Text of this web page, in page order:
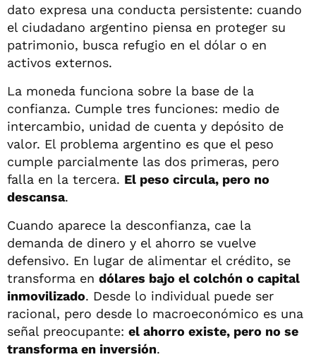
dato expresa una conducta persistente: cuando
el ciudadano argentino piensa en proteger su
patrimonio, busca refugio en el dólar o en
activos externos.
La moneda funciona sobre la base de la
confianza. Cumple tres funciones: medio de
intercambio, unidad de cuenta y depósito de
valor. El problema argentino es que el peso
cumple parcialmente las dos primeras, pero
falla en la tercera. El peso circula, pero no
descansa.
Cuando aparece la desconfianza, cae la
demanda de dinero y el ahorro se vuelve
defensivo. En lugar de alimentar el crédito, se
transforma en dólares bajo el colchón o capital
inmovilizado. Desde lo individual puede ser
racional, pero desde lo macroeconómico es una
señal preocupante: el ahorro existe, pero no se
transforma en inversión.